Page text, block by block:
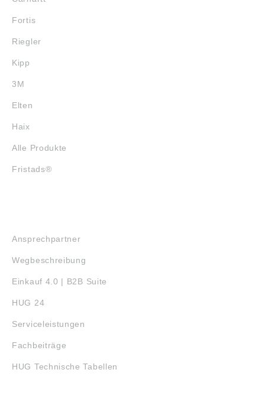
Fortis
Riegler
Kipp
3M
Elten
Haix
Alle Produkte
Fristads®
Ansprechpartner
Wegbeschreibung
Einkauf 4.0 | B2B Suite
HUG 24
Serviceleistungen
Fachbeiträge
HUG Technische Tabellen